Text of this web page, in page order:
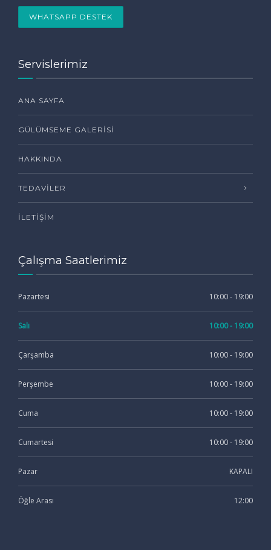
WHATSAPP DESTEK
Servislerimiz
ANA SAYFA
GÜLÜMSEME GALERISI
HAKKINDA
TEDAVILER
İLETIŞIM
Çalışma Saatlerimiz
Pazartesi 10:00 - 19:00
Salı 10:00 - 19:00
Çarşamba 10:00 - 19:00
Perşembe 10:00 - 19:00
Cuma 10:00 - 19:00
Cumartesi 10:00 - 19:00
Pazar KAPALI
Öğle Arası 12:00